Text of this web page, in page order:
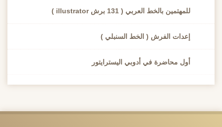
للمهتمين بالخط العربي ( 131 برش illustrator )
إعدات الفرش ( الخط السنبلي )
أول محاضرة في أدوبي اليسترايتور